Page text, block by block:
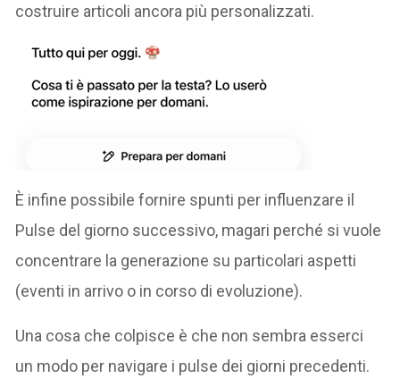
costruire articoli ancora più personalizzati.
È infine possibile fornire spunti per influenzare il
Pulse del giorno successivo, magari perché si vuole
concentrare la generazione su particolari aspetti
(eventi in arrivo o in corso di evoluzione).
Una cosa che colpisce è che non sembra esserci
un modo per navigare i pulse dei giorni precedenti.